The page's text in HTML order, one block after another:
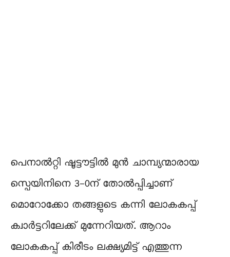
പെനാൽറ്റി ഷൂട്ടൗട്ടിൽ മുൻ ചാമ്പ്യന്മാരായ
സ്പെയിനിനെ 3-0ന് തോൽപ്പിച്ചാണ്
മൊറോക്കോ തങ്ങളുടെ കന്നി ലോകകപ്പ്
ക്വാർട്ടറിലേക്ക് മുന്നേറിയത്. ആറാം
ലോകകപ്പ് കിരീടം ലക്ഷ്യമിട്ട് എത്തുന്ന